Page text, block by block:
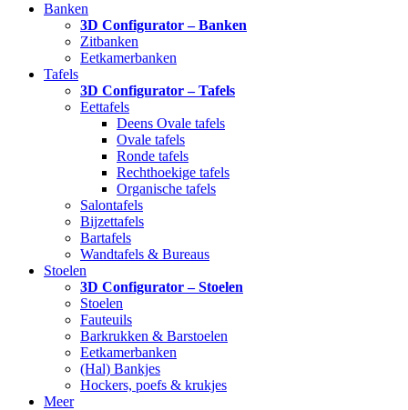
Banken
3D Configurator – Banken
Zitbanken
Eetkamerbanken
Tafels
3D Configurator – Tafels
Eettafels
Deens Ovale tafels
Ovale tafels
Ronde tafels
Rechthoekige tafels
Organische tafels
Salontafels
Bijzettafels
Bartafels
Wandtafels & Bureaus
Stoelen
3D Configurator – Stoelen
Stoelen
Fauteuils
Barkrukken & Barstoelen
Eetkamerbanken
(Hal) Bankjes
Hockers, poefs & krukjes
Meer